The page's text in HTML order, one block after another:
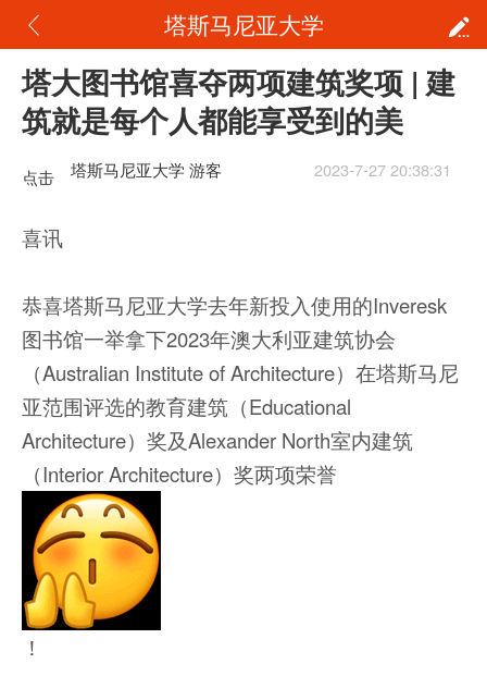
塔斯马尼亚大学
塔大图书馆喜夺两项建筑奖项 | 建
筑就是每个人都能享受到的美
点击
塔斯马尼亚大学 游客 2023-7-27 20:38:31
喜讯
恭喜塔斯马尼亚大学去年新投入使用的Inveresk
图书馆一举拿下2023年澳大利亚建筑协会
（Australian Institute of Architecture）在塔斯马尼
亚范围评选的教育建筑（Educational
Architecture）奖及Alexander North室内建筑
（Interior Architecture）奖两项荣誉
！